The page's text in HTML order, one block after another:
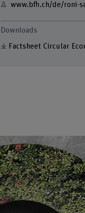
www.bfh.ch/de/roni-
Downloads
Factsheet Circular